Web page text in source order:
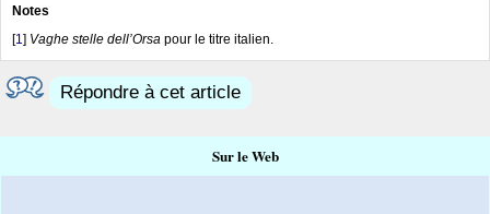
Notes
[1] Vaghe stelle dell’Orsa pour le titre italien.
Répondre à cet article
Sur le Web